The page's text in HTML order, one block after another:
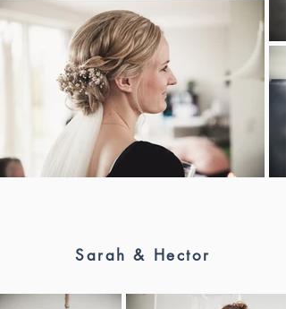
Sarah & Hector